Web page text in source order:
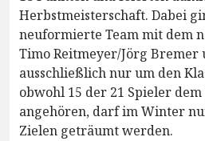
Herbstmeisterschaft. Dabei
neuformierte Team mit dem
Timo Reitmeyer/Jörg
ausschließlich nur um den
obwohl 15 der 21 Spieler
angehören, darf im Winter
Zielen geträumt werden.